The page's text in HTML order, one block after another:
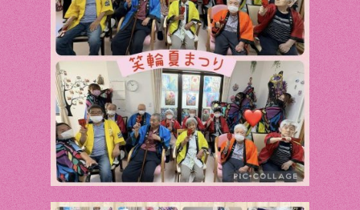
o
k